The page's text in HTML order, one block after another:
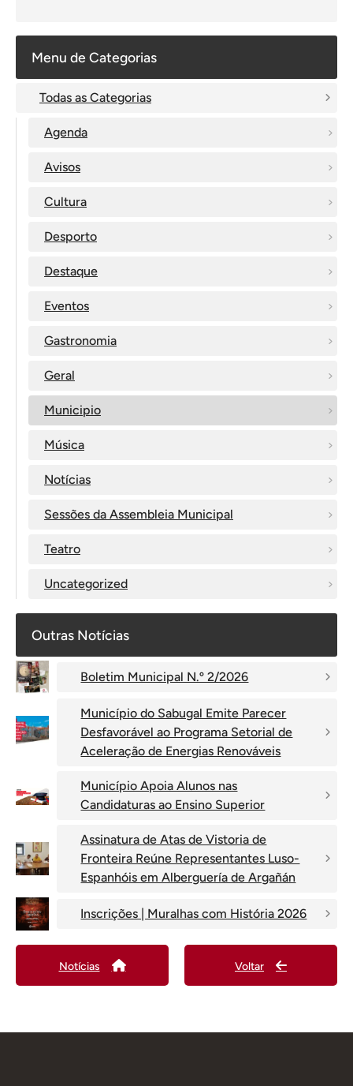
Menu de Categorias
Todas as Categorias
Agenda
Avisos
Cultura
Desporto
Destaque
Eventos
Gastronomia
Geral
Municipio
Música
Notícias
Sessões da Assembleia Municipal
Teatro
Uncategorized
Outras Notícias
Boletim Municipal N.º 2/2026
Município do Sabugal Emite Parecer
Desfavorável ao Programa Setorial de
Aceleração de Energias Renováveis
Município Apoia Alunos nas
Candidaturas ao Ensino Superior
Assinatura de Atas de Vistoria de
Fronteira Reúne Representantes Luso-
Espanhóis em Alberguería de Argañán
Inscrições | Muralhas com História 2026
Notícias Voltar